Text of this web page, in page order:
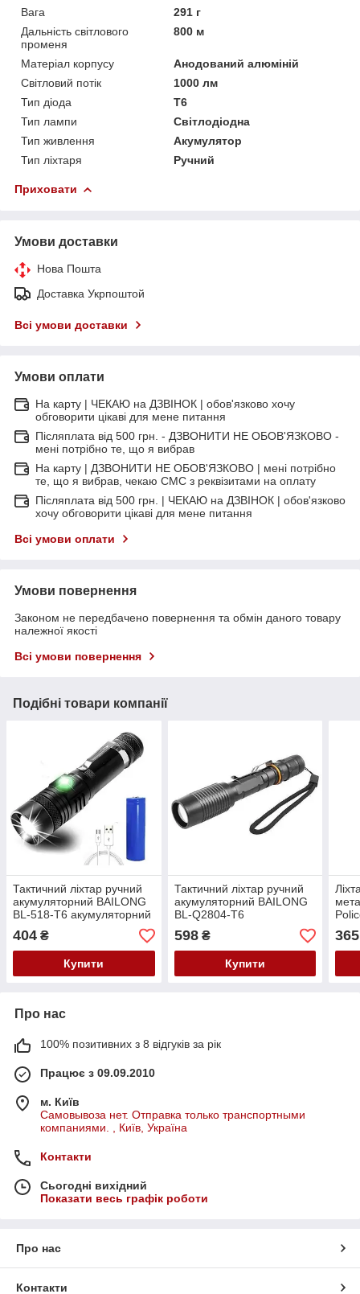
Вага
291 г
Дальність світлового
променя
800 м
Матеріал корпусу
Анодований алюміній
Світловий потік
1000 лм
Тип діода
T6
Тип лампи
Світлодіодна
Тип живлення
Акумулятор
Тип ліхтаря
Ручний
Приховати
Умови доставки
Нова Пошта
Доставка Укрпоштой
Всі умови доставки
Умови оплати
На карту | ЧЕКАЮ на ДЗВІНОК | обов'язково хочу
обговорити цікаві для мене питання
Післяплата від 500 грн. - ДЗВОНИТИ НЕ ОБОВ'ЯЗКОВО -
мені потрібно те, що я вибрав
На карту | ДЗВОНИТИ НЕ ОБОВ'ЯЗКОВО | мені потрібно
те, що я вибрав, чекаю СМС з реквізитами на оплату
Післяплата від 500 грн. | ЧЕКАЮ на ДЗВІНОК | обов'язково
хочу обговорити цікаві для мене питання
Всі умови оплати
Умови повернення
Законом не передбачено повернення та обмін даного товару
належної якості
Всі умови повернення
Подібні товари компанії
Тактичний ліхтар ручний
акумуляторний BAILONG
BL-518-T6 акумуляторний
ліхтарик із фокусуванням
404 ₴
Купити
Тактичний ліхтар ручний
акумуляторний BAILONG
BL-Q2804-T6
598₴
Купити
365
Про нас
100% позитивних з 8 відгуків за рік
Працює з 09.09.2010
м. Київ
Самовывоза нет. Отправка только транспортными
компаниями. , Київ, Україна
Контакти
Сьогодні вихідний
Показати весь графік роботи
Про нас
Контакти